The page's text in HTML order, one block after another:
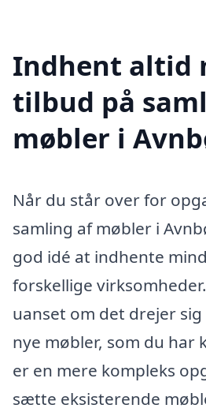
Indhent altid
tilbud på
møbler i
Når du står over for
samling af møbler i
god idé at indhente
forskellige
uanset om det drejer
nye møbler, som du har
er en mere kompleks
sætte eksisterende